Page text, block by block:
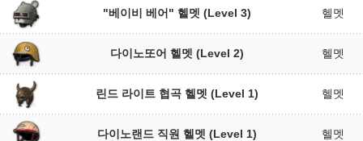
"베이비 베어" 헬멧 (Level 3) 헬멧
다이노또어 헬멧 (Level 2) 헬멧
린드 라이트 협곡 헬멧 (Level 1) 헬멧
다이노랜드 직원 헬멧 (Level 1) 헬멧